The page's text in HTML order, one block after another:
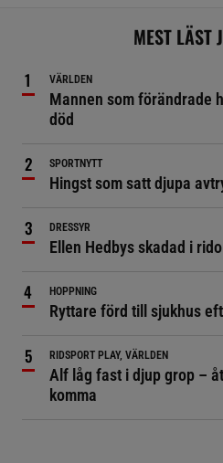
MEST LÄST
VÄRLDEN
Mannen som förändrade
död
SPORTNYTT
Hingst som satt djupa
DRESSYR
Ellen Hedbys skadad i
HOPPNING
Ryttare förd till sjukhus
RIDSPORT PLAY, VÄRLDEN
Alf låg fast i djup grop –
komma